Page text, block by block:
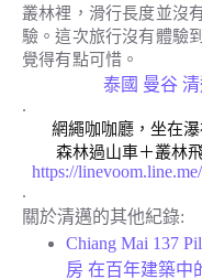
叢林裡，滑行長度並沒
驗。這次旅行沒有體驗
覺得有點可惜。
泰國 曼谷
.
網繩咖咖廳，坐在
森林過山車＋叢林
https://
.
關於清邁的其他紀錄:
Chiang Mai 137
房 在百年建築中